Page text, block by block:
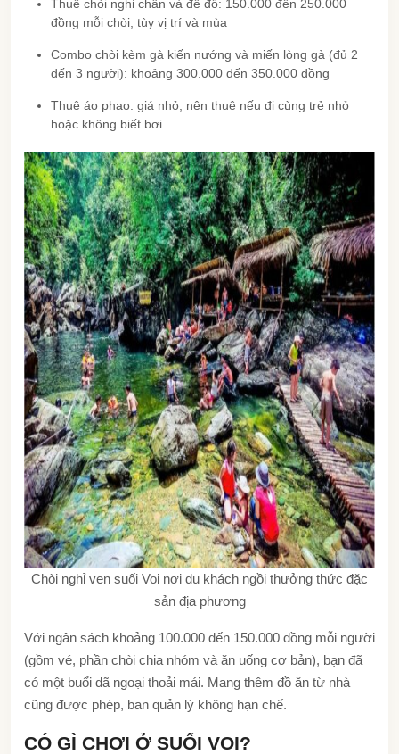
Thuê chòi nghỉ chân và để đồ: 150.000 đến 250.000
đồng mỗi chòi, tùy vị trí và mùa
Combo chòi kèm gà kiến nướng và miến lòng gà (đủ 2
đến 3 người): khoảng 300.000 đến 350.000 đồng
Thuê áo phao: giá nhỏ, nên thuê nếu đi cùng trẻ nhỏ
hoặc không biết bơi.
Chòi nghỉ ven suối Voi nơi du khách ngồi thưởng thức đặc
sản địa phương
Với ngân sách khoảng 100.000 đến 150.000 đồng mỗi người
(gồm vé, phần chòi chia nhóm và ăn uống cơ bản), bạn đã
có một buổi dã ngoại thoải mái. Mang thêm đồ ăn từ nhà
cũng được phép, ban quản lý không hạn chế.
CÓ GÌ CHƠI Ở SUỐI VOI?